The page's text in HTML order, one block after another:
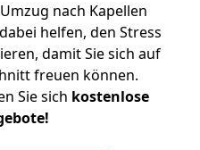
nach Kapellen
helfen, den Stress
damit Sie sich auf
freuen können.
Sie sich kostenlose